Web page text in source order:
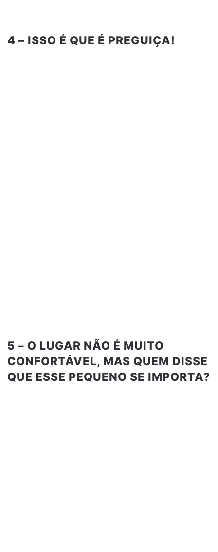
4 – ISSO É QUE É PREGUIÇA!
5 – O LUGAR NÃO É MUITO
CONFORTÁVEL, MAS QUEM DISSE
QUE ESSE PEQUENO SE IMPORTA?